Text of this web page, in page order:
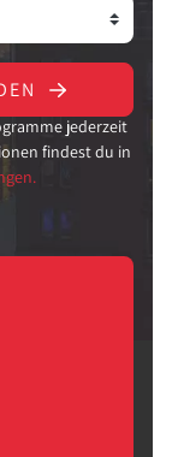
jederzeit
findest du in